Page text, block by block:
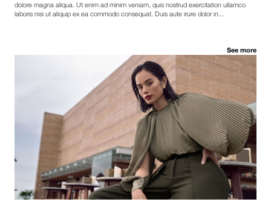
dolore magna aliqua. Ut enim ad minim veniam, quis nostrud exercitation ullamco
laboris nisi ut aliquip ex ea commodo consequat. Duis aute irure dolor in...
See more